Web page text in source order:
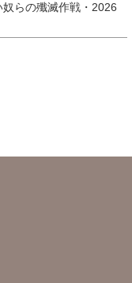
らの殲滅作戦・2026